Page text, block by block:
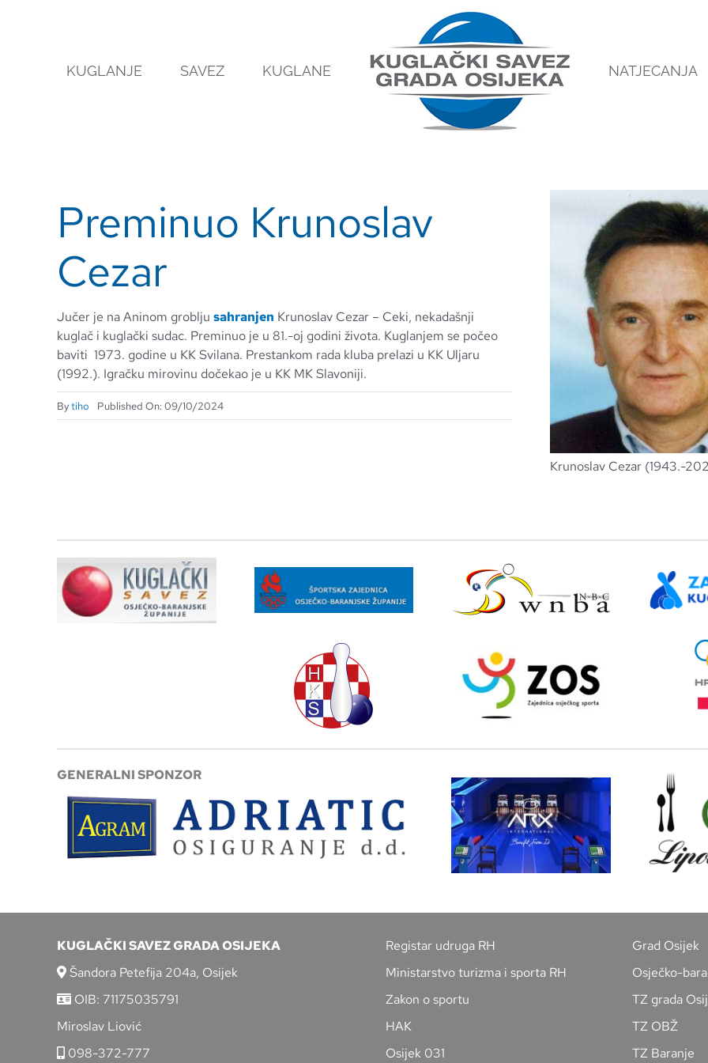
KUGLANJE
SAVEZ KUGLANE NATJECANJA
Preminuo Krunoslav
Cezar
Jučer je na Aninom groblju sahranjen Krunoslav Cezar – Ceki, nekadašnji
kuglač i kuglački sudac. Preminuo je u 81.-oj godini života. Kuglanjem se počeo
baviti 1973. godine u KK Svilana. Prestankom rada kluba prelazi u KK Uljaru
(1992.). Igračku mirovinu dočekao je u KK MK Slavoniji.
Bytiho Published On: 09/10/2024
Krunoslav Cezar (1943.-
GENERALNI SPONZOR
KUGLAČKI SAVEZ GRADA OSIJEKA
Šandora Petefija 204a, Osijek
OIB: 71175035791
Miroslav Liović
098-372-777
Registar udruga RH
Ministarstvo turizma i sporta RH
Zakon o sportu
HAK
Osijek 031
Grad Osijek
Osječko-
TZ grada
TZ OBŽ
TZ Baranje